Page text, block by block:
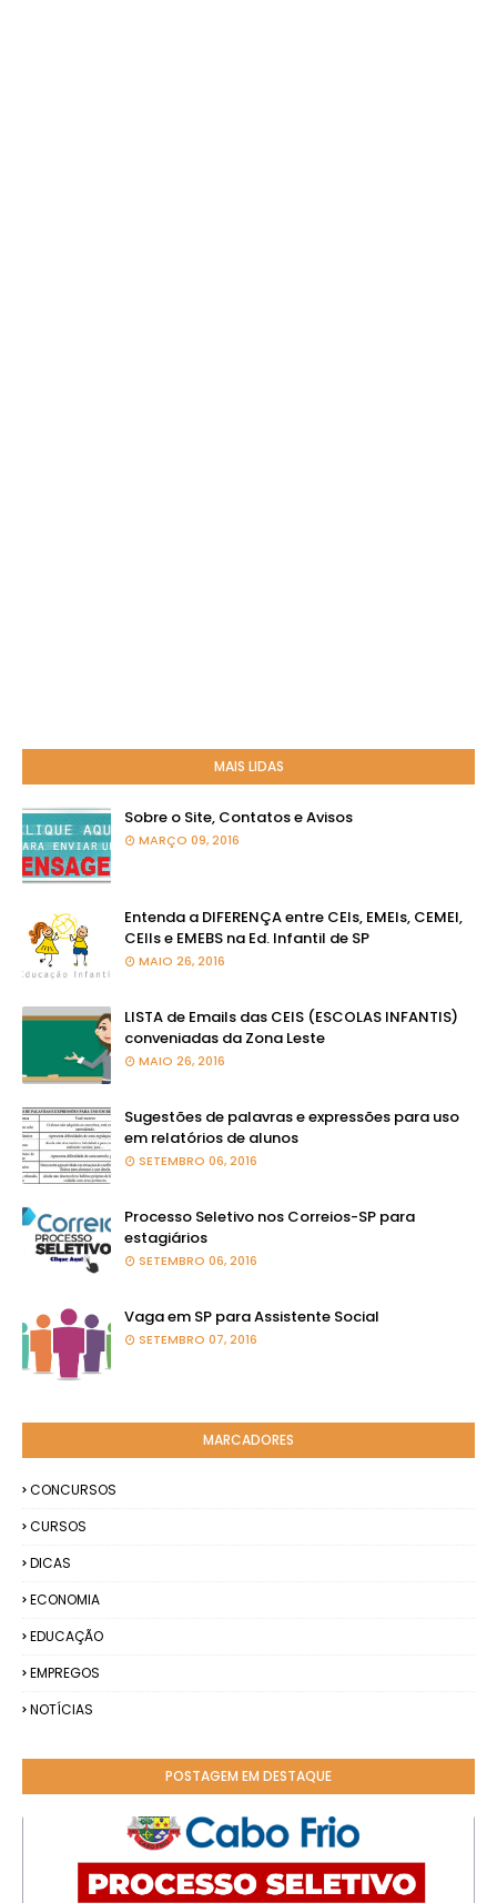
MAIS LIDAS
Sobre o Site, Contatos e Avisos
MARÇO 09, 2016
Entenda a DIFERENÇA entre CEIs, EMEIs, CEMEI,
CEIIs e EMEBS na Ed. Infantil de SP
MAIO 26, 2016
LISTA de Emails das CEIS (ESCOLAS INFANTIS)
conveniadas da Zona Leste
MAIO 26, 2016
Sugestões de palavras e expressões para uso
em relatórios de alunos
SETEMBRO 06, 2016
Processo Seletivo nos Correios-SP para
estagiários
SETEMBRO 06, 2016
Vaga em SP para Assistente Social
SETEMBRO 07, 2016
MARCADORES
CONCURSOS
CURSOS
DICAS
ECONOMIA
EDUCAÇÃO
EMPREGOS
NOTÍCIAS
POSTAGEM EM DESTAQUE